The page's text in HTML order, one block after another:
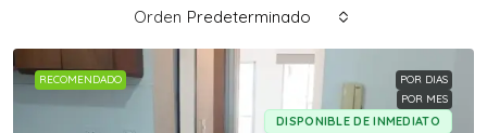
Orden Predeterminado
RECOMENDADO
POR DIAS
POR MES
DISPONIBLE DE INMEDIATO